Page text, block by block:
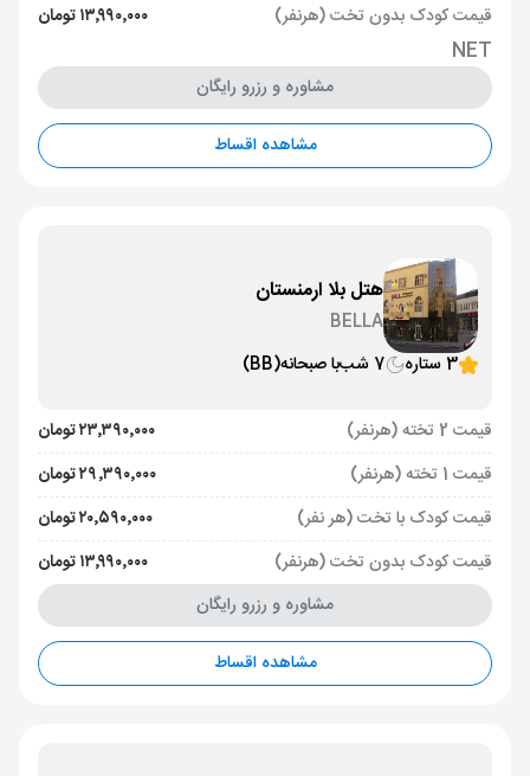
قیمت کودک بدون تخت (هرنفر)
۱۳٬۹۹۰٬۰۰۰ تومان
NET
مشاوره و رزرو رایگان
مشاهده اقساط
هتل بلا ارمنستان
BELLA
3 ستاره
7 شب با صبحانه(BB)
قیمت 2 تخته (هرنفر)
۲۳٬۳۹۰٬۰۰۰ تومان
قیمت 1 تخته (هرنفر)
۲۹٬۳۹۰٬۰۰۰ تومان
قیمت کودک با تخت (هر نفر)
۲۰٬۵۹۰٬۰۰۰ تومان
قیمت کودک بدون تخت (هرنفر)
۱۳٬۹۹۰٬۰۰۰ تومان
مشاوره و رزرو رایگان
مشاهده اقساط